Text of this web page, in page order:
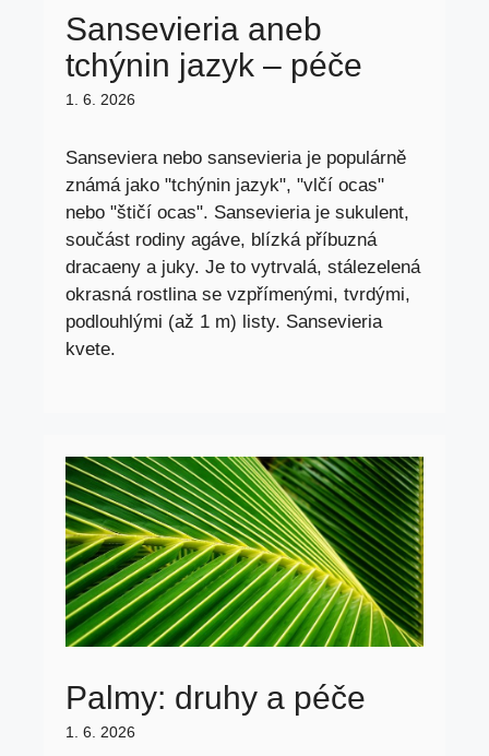
Sansevieria aneb
tchýnin jazyk – péče
1. 6. 2026
Sanseviera nebo sansevieria je populárně
známá jako "tchýnin jazyk", "vlčí ocas"
nebo "štičí ocas". Sansevieria je sukulent,
součást rodiny agáve, blízká příbuzná
dracaeny a juky. Je to vytrvalá, stálezelená
okrasná rostlina se vzpřímenými, tvrdými,
podlouhlými (až 1 m) listy. Sansevieria
kvete.
Palmy: druhy a péče
1. 6. 2026